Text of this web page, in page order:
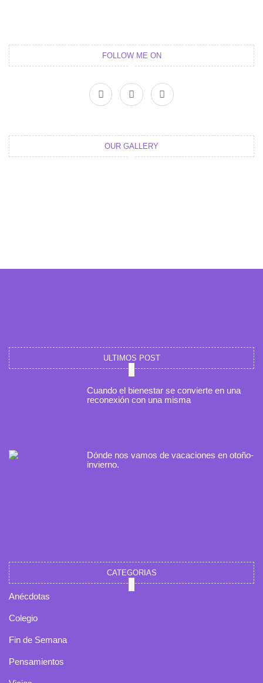
FOLLOW ME ON
a
c
e
o
k
w
i
t
r
n
s
t
r
m
OUR GALLERY
ULTIMOS POST
Cuando el bienestar se convierte en una
reconexión con una misma
Dónde nos vamos de vacaciones en otoño-
invierno.
CATEGORIAS
Anécdotas
Colegio
Fin de Semana
Pensamientos